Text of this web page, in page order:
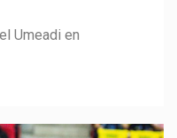
Umeadi en